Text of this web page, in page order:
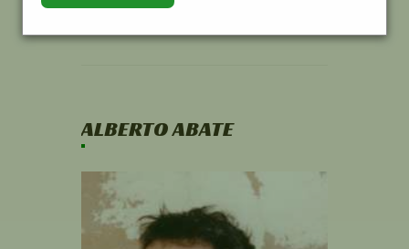
ALBERTO ABATE